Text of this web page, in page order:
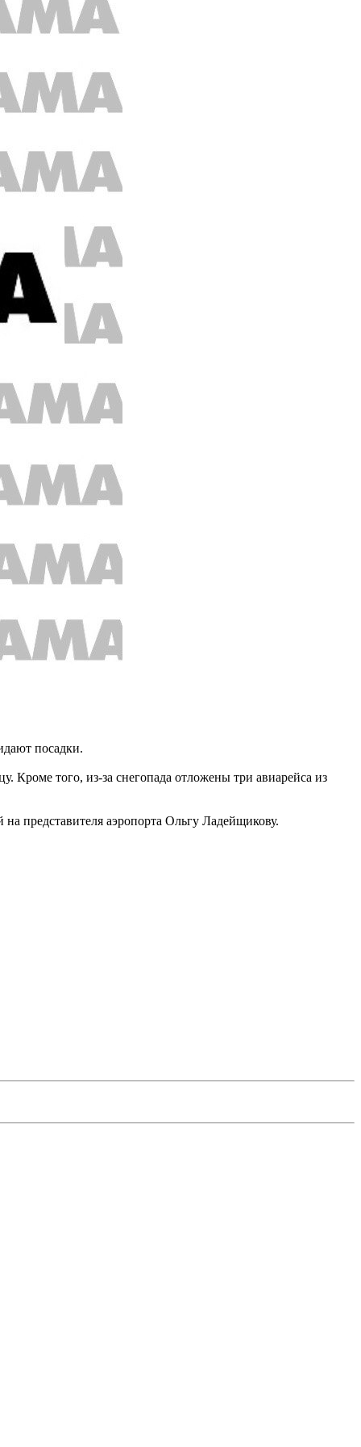
посадки.
Кроме того, из-за снегопада отложены три авиарейса из
представителя аэропорта Ольгу Ладейщикову.